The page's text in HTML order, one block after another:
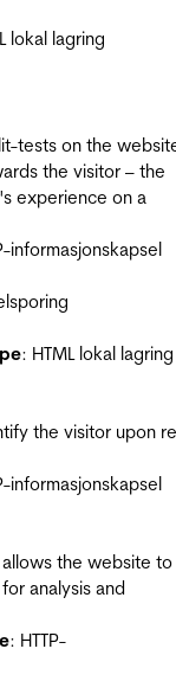
lokal lagring
tests on the
the visitor – the
experience on a
informasjonskapsel
: HTML lokal lagring
the visitor upon
informasjonskapsel
the website to
analysis and
: HTTP-